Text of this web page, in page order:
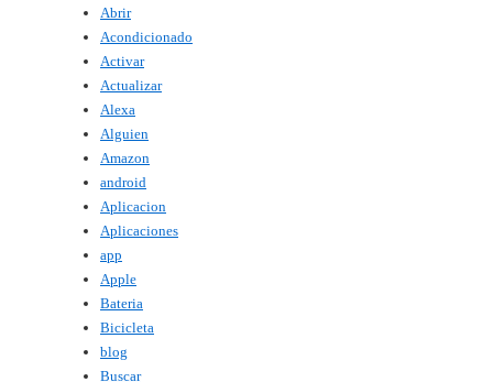
Abrir
Acondicionado
Activar
Actualizar
Alexa
Alguien
Amazon
android
Aplicacion
Aplicaciones
app
Apple
Bateria
Bicicleta
blog
Buscar